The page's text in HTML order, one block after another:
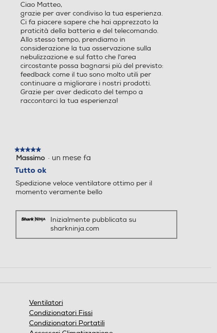
Ciao Matteo,
grazie per aver condiviso la tua esperienza.
Ci fa piacere sapere che hai apprezzato la
praticità della batteria e del telecomando.
Allo stesso tempo, prendiamo in
considerazione la tua osservazione sulla
nebulizzazione e sul fatto che l'area
circostante possa bagnarsi più del previsto:
feedback come il tuo sono molto utili per
continuare a migliorare i nostri prodotti.
Grazie per aver dedicato del tempo a
raccontarci la tua esperienza!
★★★★★
★★★★★
5
5
stelle.
Massimo · un mese fa
Tutto ok
Spedizione veloce ventilatore ottimo per il
momento veramente bello
Inizialmente pubblicata su
sharkninja.com
Ventilatori
Condizionatori Fissi
Condizionatori Portatili